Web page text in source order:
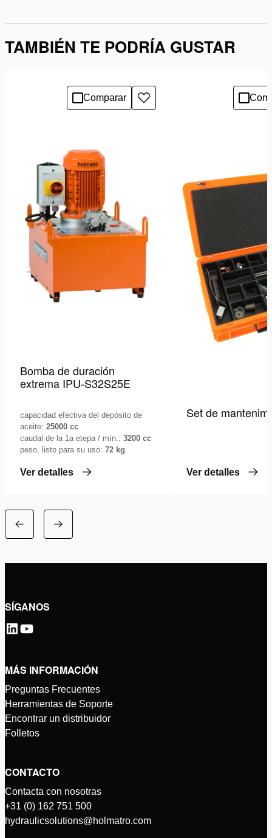
TAMBIÉN TE PODRÍA GUSTAR
Comparar
Añadir
a
Bomba de duración
extrema IPU-S32S25E
capacidad efectiva del depósito de
aceite: 25000 cc
caudal de la 1a etepa / mín.: 3200 cc
peso, listo para su uso: 72 kg
Ver detalles
Set de
Ver detalles
SÍGANOS
MÁS INFORMACIÓN
Preguntas Frecuentes
Herramientas de Soporte
Encontrar un distribuidor
Folletos
CONTACTO
Contacta con nosotras
+31 (0) 162 751 500
hydraulicsolutions@holmatro.com